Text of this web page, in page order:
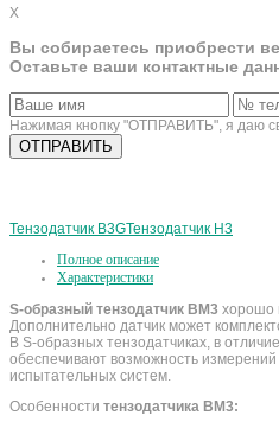
X
Вы собираетесь приобрести
Оставьте ваши контактные
Нажимая кнопку "ОТПРАВИТЬ", я даю
Тензодатчик B3GТензодатчик H3
Полное описание
Характеристики
S-образный тензодатчик BM3 хорошо
Дополнительно датчик может
В S-образных тензодатчиках, в
обеспечивают возможность
испытательных систем.
Особенности тензодатчика BM3: